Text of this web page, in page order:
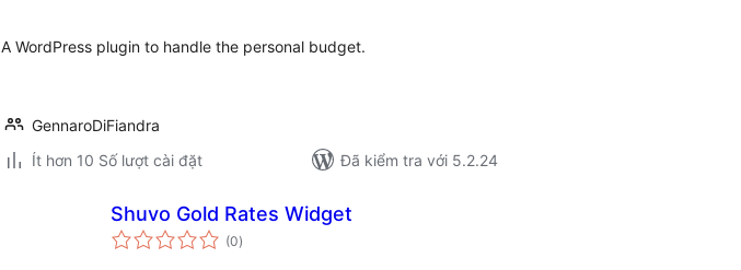
A WordPress plugin to handle the personal budget.
GennaroDiFiandra
Ít hơn 10 Số lượt cài đặt
Đã kiểm tra với 5.2.24
Shuvo Gold Rates Widget
(0tổng
đánh
)